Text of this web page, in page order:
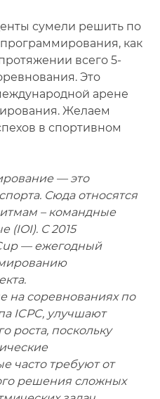
сумели решить по
программирования, как
всего 5-
Это
арене
Желаем
в спортивном
— это
Сюда относятся
– командные
(IOI). С 2015
— ежегодный
на соревнованиях по
ICPC, улучшают
роста, поскольку
часто требуют от
решения сложных